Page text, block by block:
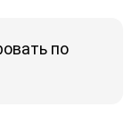
по